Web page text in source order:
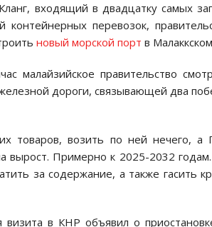
входящий в двадцатку самых
перевозок,
новый морской порт в
малайзийское правительство
дороги, связывающей два
товаров, возить по ней нечего, а
вырост. Примерно к 2025-2032
за содержание, а также гасить
в КНР объявил о